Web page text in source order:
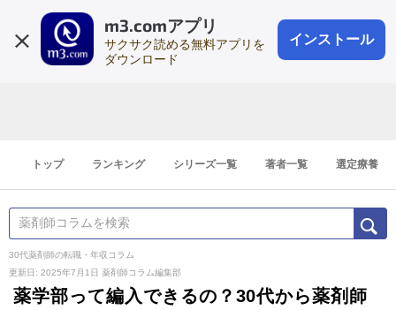
m3.comアプリ
サクサク読める無料アプリを
ダウンロード
インストール
会員登録
登録1分
トップ ランキング シリーズ一覧 著者一覧 選定療養
30代薬剤師の転職・年収コラム
更新日: 2025年7月1日 薬剤師コラム編集部
薬学部って編入できるの？30代から薬剤師